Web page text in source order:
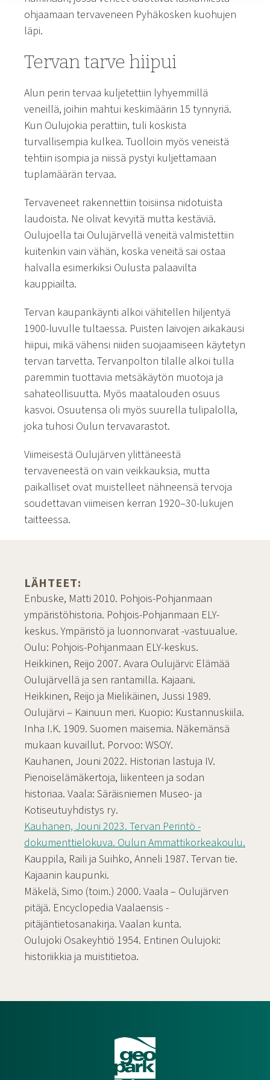
ohjaamaan tervaveneen Pyhäkosken kuohujen
läpi.
Tervan tarve hiipui
Alun perin tervaa kuljetettiin lyhyemmillä
veneillä, joihin mahtui keskimäärin 15 tynnyriä.
Kun Oulujokia perattiin, tuli koskista
turvallisempia kulkea. Tuolloin myös veneistä
tehtiin isompia ja niissä pystyi kuljettamaan
tuplamäärän tervaa.
Tervaveneet rakennettiin toisiinsa nidotuista
laudoista. Ne olivat kevyitä mutta kestäviä.
Oulujoella tai Oulujärvellä veneitä valmistettiin
kuitenkin vain vähän, koska veneitä sai ostaa
halvalla esimerkiksi Oulusta palaavilta
kauppiailta.
Tervan kaupankäynti alkoi vähitellen hiljentyä
1900-luvulle tultaessa. Puisten laivojen aikakausi
hiipui, mikä vähensi niiden suojaamiseen käytetyn
tervan tarvetta. Tervanpolton tilalle alkoi tulla
paremmin tuottavia metsäkäytön muotoja ja
sahateollisuutta. Myös maatalouden osuus
kasvoi. Osuutensa oli myös suurella tulipalolla,
joka tuhosi Oulun tervavarastot.
Viimeisestä Oulujärven ylittäneestä
tervaveneestä on vain veikkauksia, mutta
paikalliset ovat muistelleet nähneensä tervoja
soudettavan viimeisen kerran 1920–30-lukujen
taitteessa.
LÄHTEET:
Enbuske, Matti 2010. Pohjois-Pohjanmaan
ympäristöhistoria. Pohjois-Pohjanmaan ELY-
keskus. Ympäristö ja luonnonvarat -vastuualue.
Oulu: Pohjois-Pohjanmaan ELY-keskus.
Heikkinen, Reijo 2007. Avara Oulujärvi: Elämää
Oulujärvellä ja sen rantamilla. Kajaani.
Heikkinen, Reijo ja Mielikäinen, Jussi 1989.
Oulujärvi – Kainuun meri. Kuopio: Kustannuskiila.
Inha I.K. 1909. Suomen maisemia. Näkemänsä
mukaan kuvaillut. Porvoo: WSOY.
Kauhanen, Jouni 2022. Historian lastuja IV.
Pienoiselämäkertoja, liikenteen ja sodan
historiaa. Vaala: Säräisniemen Museo- ja
Kotiseutuyhdistys ry.
Kauhanen, Jouni 2023. Tervan Perintö -
dokumenttielokuva. Oulun Ammattikorkeakoulu.
Kauppila, Raili ja Suihko, Anneli 1987. Tervan tie.
Kajaanin kaupunki.
Mäkelä, Simo (toim.) 2000. Vaala – Oulujärven
pitäjä. Encyclopedia Vaalaensis -
pitäjäntietosanakirja. Vaalan kunta.
Oulujoki Osakeyhtiö 1954. Entinen Oulujoki:
historiikkia ja muistitietoa.